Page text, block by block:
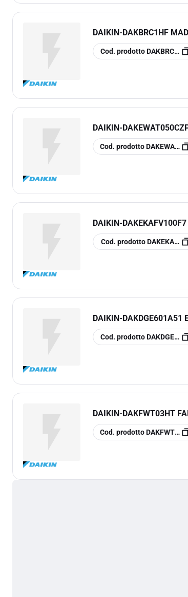
DAIKIN-DAKBRC1HF
copia
Cod. prodottoDAKBRC1HF
DAIKIN-
copia
Cod. prodotto
DAIKIN-
copiaCod. prodotto
DAIKIN-DAKDGE601A51
copia
Cod. prodotto
DAIKIN-DAKFWT03HT
copia
Cod. prodotto